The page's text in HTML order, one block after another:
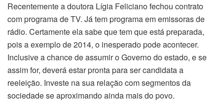
Recentemente a doutora Lígia Feliciano fechou contrato
com programa de TV. Já tem programa em emissoras de
rádio. Certamente ela sabe que tem que está preparada,
pois a exemplo de 2014, o inesperado pode acontecer.
Inclusive a chance de assumir o Governo do estado, e se
assim for, deverá estar pronta para ser candidata a
reeleição. Investe na sua relação com segmentos da
sociedade se aproximando ainda mais do povo.